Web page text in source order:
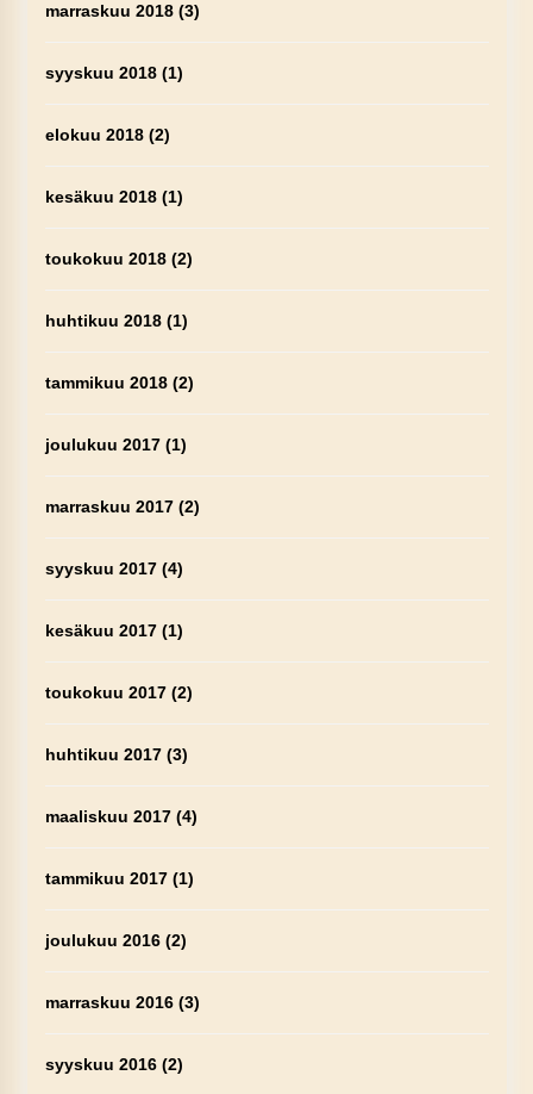
marraskuu 2018(3)
syyskuu 2018(1)
elokuu 2018(2)
kesäkuu 2018(1)
toukokuu 2018(2)
huhtikuu 2018(1)
tammikuu 2018(2)
joulukuu 2017(1)
marraskuu 2017(2)
syyskuu 2017(4)
kesäkuu 2017(1)
toukokuu 2017(2)
huhtikuu 2017(3)
maaliskuu 2017(4)
tammikuu 2017(1)
joulukuu 2016(2)
marraskuu 2016(3)
syyskuu 2016(2)